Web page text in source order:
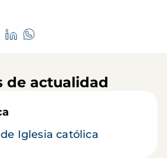
de actualidad
Iglesia católica